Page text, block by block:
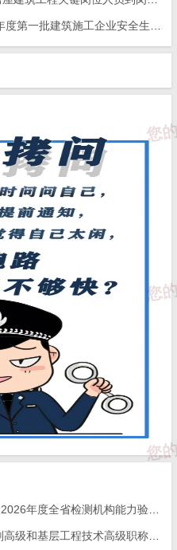
表人得分。
责任，并履行指导、监督、
责；监理单位应履行维护公
筑工程实行项目“三方一把
单位法定代表人应当按规定
确项目“三方一把手”；若无
员，建设、施工、监理单位
负责人、主要负责人，下
。
规定签订《工程质量终身责
责任书》。
）住房城乡建设主管部门
企业安全生产管理人员考试报名工作的通知